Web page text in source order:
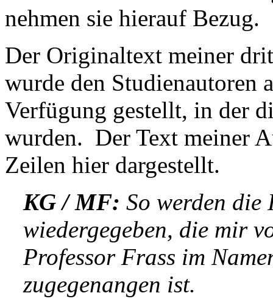
nehmen sie hierauf Bezug.
Der Originaltext meiner
wurde den Studienautoren
Verfügung gestellt, in der
wurden. Der Text meiner
Zeilen hier dargestellt.
KG / MF: So werden
wiedergegeben, die mir
Professor Frass im
zugegenangen ist.